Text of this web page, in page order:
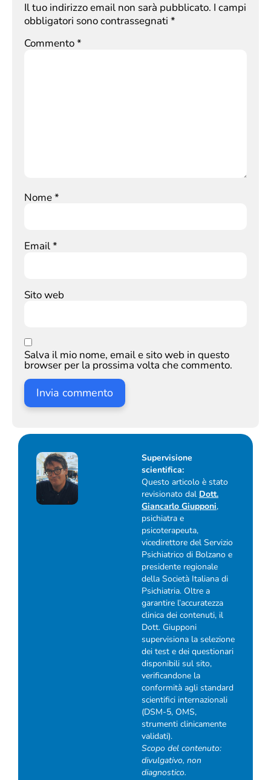
Il tuo indirizzo email non sarà pubblicato. I campi
obbligatori sono contrassegnati *
Commento*
Nome*
Email*
Sito web
Salva il mio nome, email e sito web in questo
browser per la prossima volta che commento.
Supervisione
scientifica:
Questo articolo è stato
revisionato dal Dott.
Giancarlo Giupponi,
psichiatra e
psicoterapeuta,
vicedirettore del Servizio
Psichiatrico di Bolzano e
presidente regionale
della Società Italiana di
Psichiatria. Oltre a
garantire l’accuratezza
clinica dei contenuti, il
Dott. Giupponi
supervisiona la selezione
dei test e dei questionari
disponibili sul sito,
verificandone la
conformità agli standard
scientifici internazionali
(DSM-5, OMS,
strumenti clinicamente
validati).
Scopo del contenuto:
divulgativo, non
diagnostico.